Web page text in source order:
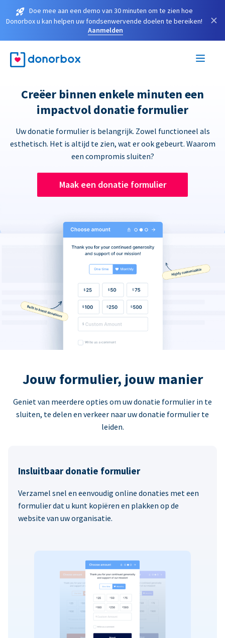
Doe mee aan een demo van 30 minuten om te zien hoe
Donorbox u kan helpen uw fondsenwervende doelen te bereiken!
Aanmelden
×
Creëer binnen enkele minuten een
impactvol donatie formulier
Uw donatie formulier is belangrijk. Zowel functioneel als
esthetisch. Het is altijd te zien, wat er ook gebeurt. Waarom
een compromis sluiten?
Maak een donatie formulier
Jouw formulier, jouw manier
Geniet van meerdere opties om uw donatie formulier in te
sluiten, te delen en verkeer naar uw donatie formulier te
leiden.
Insluitbaar donatie formulier
Verzamel snel en eenvoudig online donaties met een
formulier dat u kunt kopiëren en plakken op de
website van uw organisatie.